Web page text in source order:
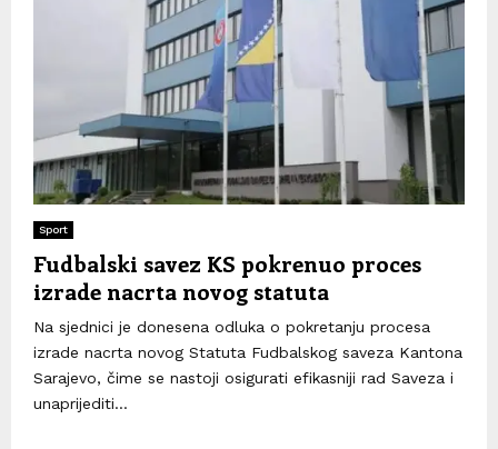
Sport
Fudbalski savez KS pokrenuo proces
izrade nacrta novog statuta
Na sjednici je donesena odluka o pokretanju procesa
izrade nacrta novog Statuta Fudbalskog saveza Kantona
Sarajevo, čime se nastoji osigurati efikasniji rad Saveza i
unaprijediti...